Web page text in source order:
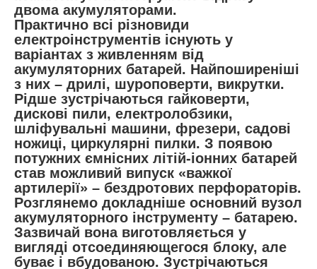
двома акумуляторами.
Практично всі різновиди
електроінструментів існують у
варіантах з живленням від
акумуляторних батарей. Найпоширеніші
з них – дрилі, шуроповерти, викрутки.
Рідше зустрічаються гайковерти,
дискові пили, електролобзики,
шліфувальні машини, фрезери, садові
ножиці, циркулярні пилки. З появою
потужних ємнісних літій-іонних батарей
став можливий випуск «важкої
артилерії» – бездротових перфораторів.
Розглянемо докладніше основний вузол
акумуляторного інструменту – батарею.
Зазвичай вона виготовляється у
вигляді отсоединяющегося блоку, але
буває і вбудованою. Зустрічаються